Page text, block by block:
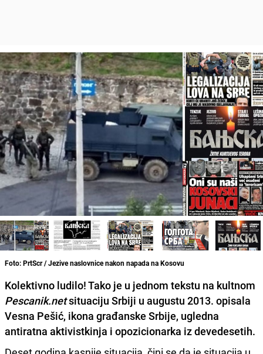
Foto: PrtScr / Jezive naslovnice nakon napada na Kosovu
Kolektivno ludilo! Tako je u jednom tekstu na kultnom
Pescanik.netsituaciju Srbiji u augustu 2013. opisala
Vesna Pešić, ikona građanske Srbije, ugledna
antiratna aktivistkinja i opozicionarka iz devedesetih.